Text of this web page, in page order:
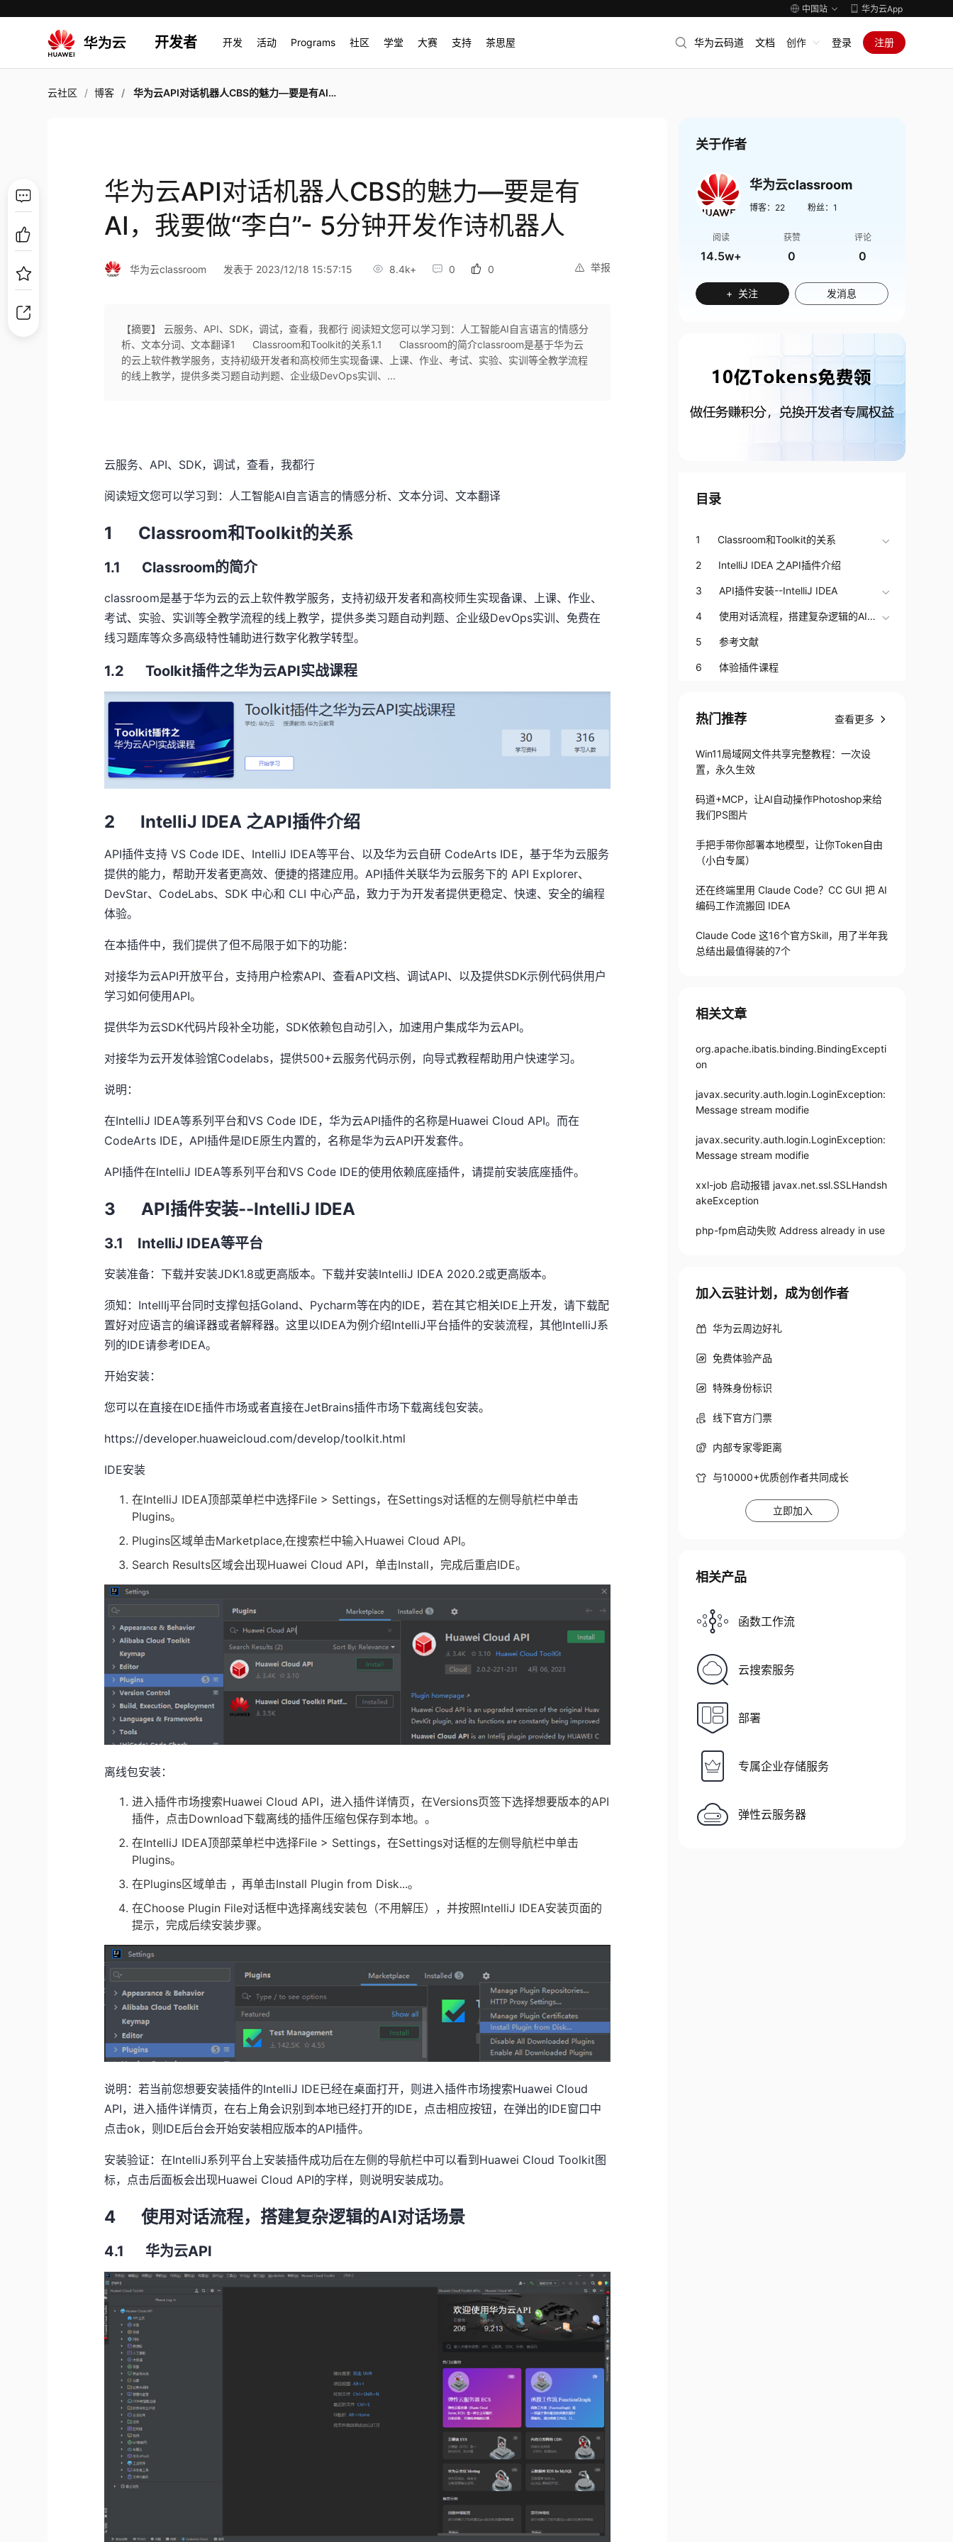
中国站 华为云App
开发者 开发 活动 Programs 社区 学堂 大赛 支持 茶思屋 华为云码道 文档 创作 登录 注册
云社区 博客 华为云API对话机器人CBS的魅力—要是有AI，我要做“李白”- 5分钟开发作诗机器人
华为云API对话机器人CBS的魅力—要是有
AI，我要做“李白”- 5分钟开发作诗机器人
举报
华为云classroom 发表于 2023/12/18 15:57:15 8.4k+ 0 0
【摘要】 云服务、API、SDK，调试，查看，我都行 阅读短文您可以学习到：人工智能AI自言语言的情感分
析、文本分词、文本翻译1 Classroom和Toolkit的关系1.1 Classroom的简介classroom是基于华为云
的云上软件教学服务，支持初级开发者和高校师生实现备课、上课、作业、考试、实验、实训等全教学流程
的线上教学，提供多类习题自动判题、企业级DevOps实训、...
云服务、API、 SDK，调试，查看，我都行
阅读短文您可以学习到：人工智能AI自言语言的情感分析、文本分词、文本翻译
1 Classroom和Toolkit的关系
1.1 Classroom的简介
classroom是基于华为云的云上软件教学服务，支持初级开发者和高校师生实现备课、上课、作业、
考试、实验、实训等全教学流程的线上教学，提供多类习题自动判题、企业级DevOps实训、免费在
线习题库等众多高级特性辅助进行数字化教学转型。
1.2Toolkit插件之华为云API实战课程
2 IntelliJ IDEA 之API插件介绍
API插件支持 VS Code IDE、 IntelliJ IDEA等平台、以及华为云自研 CodeArts IDE，基于华为云服务
提供的能力，帮助开发者更高效、便捷的搭建应用。 API插件关联华为云服务下的 API Explorer、
DevStar、 CodeLabs、 SDK 中心和 CLI 中心产品，致力于为开发者提供更稳定、快速、安全的编程
体验。
在本插件中，我们提供了但不局限于如下的功能：
对接华为云API开放平台，支持用户检索API、查看API文档、调试API、以及提供SDK示例代码供用户
学习如何使用API。
提供华为云SDK代码片段补全功能， SDK依赖包自动引入，加速用户集成华为云API。
对接华为云开发体验馆Codelabs，提供500+云服务代码示例，向导式教程帮助用户快速学习。
说明：
在IntelliJ IDEA等系列平台和VS Code IDE，华为云API插件的名称是Huawei Cloud API。而在
CodeArts IDE， API插件是IDE原生内置的，名称是华为云API开发套件。
API插件在IntelliJ IDEA等系列平台和VS Code IDE的使用依赖底座插件，请提前安装底座插件。
3 API插件安装--IntelliJ IDEA
3.1 IntelliJ IDEA等平台
安装准备：下载并安装JDK1.8或更高版本。下载并安装IntelliJ IDEA 2020.2或更高版本。
须知： IntellIj平台同时支撑包括Goland、 Pycharm等在内的IDE，若在其它相关IDE 上开发，请下载配
置好对应语言的编译器或者解释器。这里以IDEA为例介绍IntelliJ平台插件的安装流程，其他IntelliJ系
列的IDE请参考IDEA。
开始安装：
您可以在直接在IDE插件市场或者直接在JetBrains插件市场下载离线包安装。
https://developer.huaweicloud.com/develop/toolkit.html
IDE安装
在IntelliJ IDEA顶部菜单栏中选择File > Settings，在Settings对话框的左侧导航栏中单击
Plugins。
Plugins区域单击Marketplace,在搜索栏中输入Huawei Cloud API。
Search Results区域会出现Huawei Cloud API，单击Install，完成后重启IDE。
离线包安装：
进入插件市场搜索Huawei Cloud API，进入插件详情页，在Versions页签下选择想要版本的API
插件，点击Download下载离线的插件压缩包保存到本地。。
在IntelliJ IDEA顶部菜单栏中选择File > Settings，在Settings对话框的左侧导航栏中单击
Plugins。
在Plugins区域单击 ，再单击Install Plugin from Disk...。
在Choose Plugin File对话框中选择离线安装包（不用解压），并按照IntelliJ IDEA安装页面的
提示，完成后续安装步骤。
说明：若当前您想要安装插件的IntelliJ IDE已经在桌面打开，则进入插件市场搜索Huawei Cloud
API，进入插件详情页，在右上角会识别到本地已经打开的IDE，点击相应按钮，在弹出的IDE窗口中
点击ok，则 IDE后台会开始安装相应版本的API插件。
安装验证：在IntelliJ系列平台上安装插件成功后在左侧的导航栏中可以看到 Huawei Cloud Toolkit图
标，点击后面板会出现Huawei Cloud API的字样，则说明安装成功。
4 使用对话流程，搭建复杂逻辑的AI对话场景
4.1 华为云API
关于作者
华为云classroom
博客： 22 粉丝： 1
阅读
14.5w+
获赞
0
评论
0
+ 关注 发消息
目录
1 Classroom和Toolkit的关系
2 IntelliJ IDEA 之API插件介绍
3 API插件安装--IntelliJ IDEA
4 使用对话流程，搭建复杂逻辑的AI对
话场景
5 参考文献
6 体验插件课程
热门推荐 查看更多
Win11局域网文件共享完整教程：一次设
置，永久生效
码道+MCP，让AI自动操作Photoshop来给
我们PS图片
手把手带你部署本地模型，让你Token自由
（小白专属）
还在终端里用 Claude Code？CC GUI 把 AI
编码工作流搬回 IDEA
Claude Code 这16个官方Skill，用了半年我
总结出最值得装的7个
相关文章
org.apache.ibatis.binding.BindingExcepti
on
javax.security.auth.login.LoginException:
Message stream modifie
javax.security.auth.login.LoginException:
Message stream modifie
xxl-job 启动报错 javax.net.ssl.SSLHandsh
akeException
php-fpm启动失败 Address already in use
加入云驻计划，成为创作者
华为云周边好礼
免费体验产品
特殊身份标识
线下官方门票
内部专家零距离
与10000+优质创作者共同成长
立即加入
相关产品
函数工作流
云搜索服务
部署
专属企业存储服务
弹性云服务器